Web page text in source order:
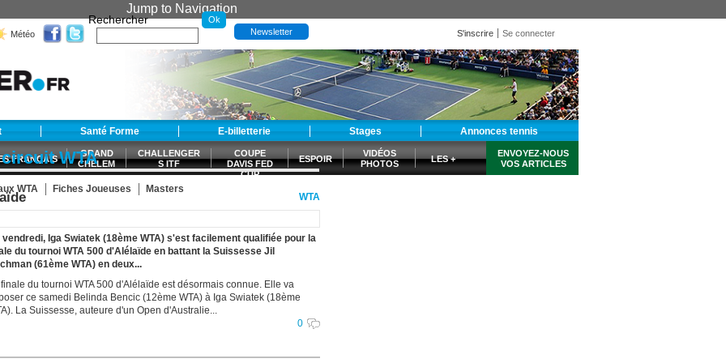
Jump to Navigation
Météo
Rechercher
Newsletter S'inscrire Se connecter
Santé Forme E-billetterie Stages Annonces tennis
WTA Fiches Joueuses Masters
FRANÇAIS
GRAND
CHELEM
CHALLENGER
S ITF
COUPE
DAVIS FED
CUP
ESPOIR
VIDÉOS
PHOTOS
LES +
ENVOYEZ-NOUS
VOS ARTICLES
WTA
WTA
vendredi, Iga Swiatek (18ème WTA) s'est facilement qualifiée pour la
du tournoi WTA 500 d'Alélaïde en battant la Suissesse Jil
(61ème WTA) en deux...
finale du tournoi WTA 500 d'Alélaïde est désormais connue. Elle va
ce samedi Belinda Bencic (12ème WTA) à Iga Swiatek (18ème
La Suissesse, auteure d'un Open d'Australie...
0